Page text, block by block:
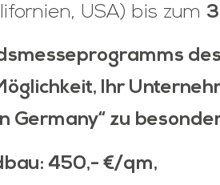
USA) bis zum
Ihr
Germany“ zu
450,- €/qm,